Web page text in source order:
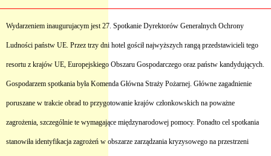
Wydarzeniem inaugurujacym jest 27. Spotkanie Dyrektorów Generalnych Ochrony
Ludności państw UE. Przez trzy dni hotel gościł najwyższych rangą przedstawicieli tego
resortu z krajów UE, Europejskiego Obszaru Gospodarczego oraz państw kandydujących.
Gospodarzem spotkania była Komenda Główna Straży Pożarnej. Główne zagadnienie
poruszane w trakcie obrad to przygotowanie krajów członkowskich na poważne
zagrożenia, szczególnie te wymagające międzynarodowej pomocy. Ponadto cel spotkania
stanowiła identyfikacja zagrożeń w obszarze zarządzania kryzysowego na przestrzeni